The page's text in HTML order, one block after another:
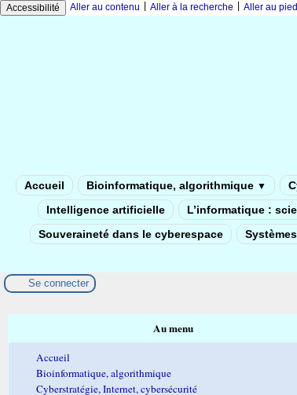
Accessibilité Aller au contenu Aller à la recherche Aller au
Accueil Bioinformatique, algorithmique ▼
Intelligence artificielle
L’informatique :
Souveraineté dans le cyberespace
Se connecter
Au menu
Accueil
Bioinformatique, algorithmique
Cyberstratégie, Internet, cybersécurité